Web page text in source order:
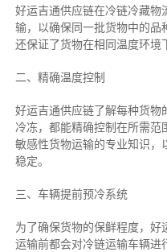
好运吉通供应链在冷链冷藏物
输，以确保同一批货物中的品
还保证了货物在相同温度环境
二、 精确温度控制
好运吉通供应链了解每种货物
冷冻，都能精确控制在所需
敏感性货物运输的专业知识，
稳定。
三、车辆提前预冷系统
为了确保货物的保鲜程度，
运输前都会对冷链运输车辆进